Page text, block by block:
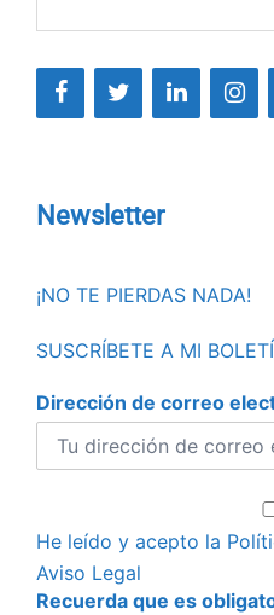
Newsletter
¡NO TE PIERDAS NADA!
SUSCRÍBETE A MI
Dirección de correo
He leído y acepto la
Aviso Legal
Recuerda que es